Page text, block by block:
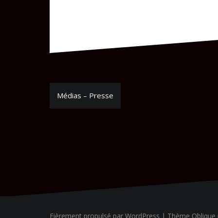
Navigation
de
Médias – Presse
Fièrement propulsé par WordPress | Thème Oblique